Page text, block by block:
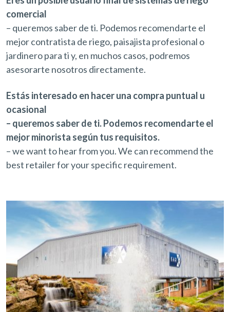
comercial
– queremos saber de ti. Podemos recomendarte el
mejor contratista de riego, paisajista profesional o
jardinero para ti y, en muchos casos, podremos
asesorarte nosotros directamente.
Estás interesado en hacer una compra puntual u
ocasional
– queremos saber de ti. Podemos recomendarte el
mejor minorista según tus requisitos.
– we want to hear from you. We can recommend the
best retailer for your specific requirement.